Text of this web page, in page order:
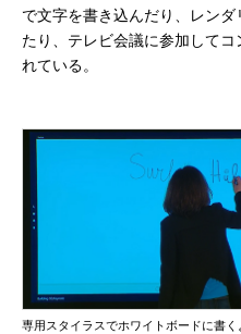
で文字を書き込んだり、レン
たり、テレビ会議に参加して
れている。
専用スタイラスでホワイトボードに書